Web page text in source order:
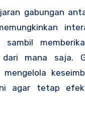
gabungan
mana saja.
agar tetap